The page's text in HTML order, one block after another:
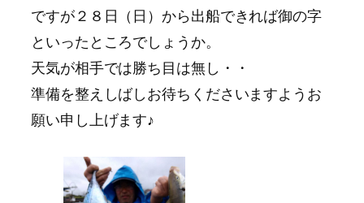
ですが２８日（日）から出船できれば御の字
といったところでしょうか。
天気が相手では勝ち目は無し・・
準備を整えしばしお待ちくださいますようお
願い申し上げます♪